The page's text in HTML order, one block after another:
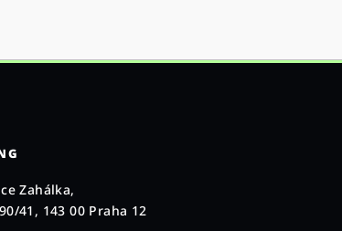
Zahálka,
41, 143 00 Praha 12